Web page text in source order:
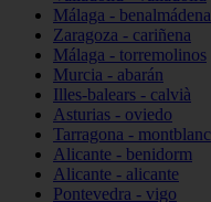
Málaga - benalmádena
Zaragoza - cariñena
Málaga - torremolinos
Murcia - abarán
Illes-balears - calvià
Asturias - oviedo
Tarragona - montblanc
Alicante - benidorm
Alicante - alicante
Pontevedra - vigo